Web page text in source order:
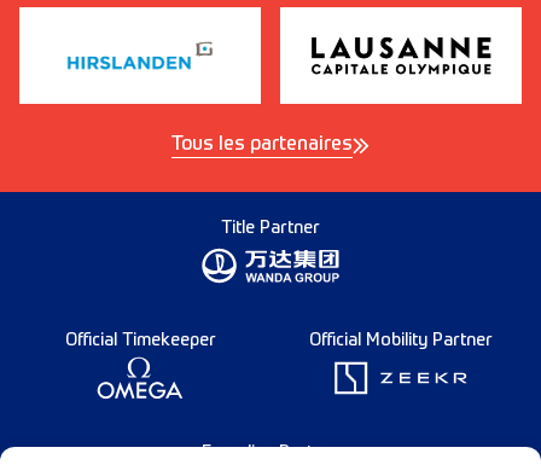
Tous les partenaires
Title Partner
Official Timekeeper Official Mobility Partner